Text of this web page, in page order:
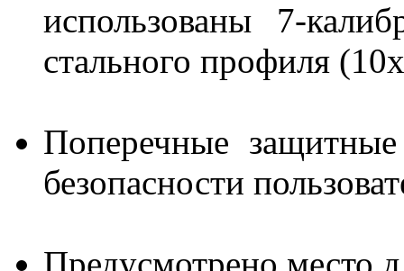
использованы 7-
стального профиля
Поперечные
безопасности